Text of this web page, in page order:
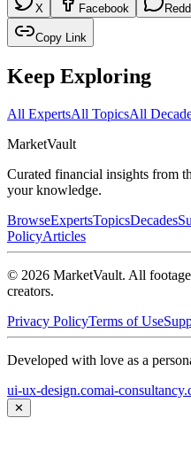
X Facebook
Copy Link
Keep Exploring
All ExpertsAll TopicsAll
MarketVault
Curated financial insights from
your knowledge.
BrowseExpertsTopicsDecades
PolicyArticles
© 2026 MarketVault. All
creators.
Privacy PolicyTerms of Use
Developed with love as a
ui-ux-design.comai-
✕